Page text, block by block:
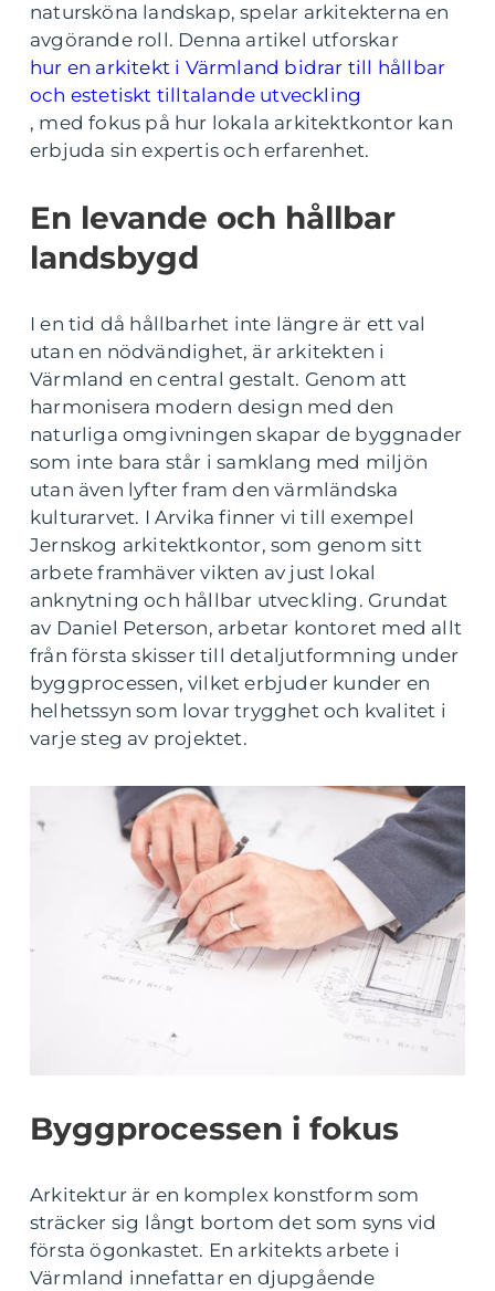
natursköna landskap, spelar arkitekterna en
avgörande roll. Denna artikel utforskar
hur en arkitekt i Värmland bidrar till hållbar
och estetiskt tilltalande utveckling
, med fokus på hur lokala arkitektkontor kan
erbjuda sin expertis och erfarenhet.
En levande och hållbar
landsbygd
I en tid då hållbarhet inte längre är ett val
utan en nödvändighet, är arkitekten i
Värmland en central gestalt. Genom att
harmonisera modern design med den
naturliga omgivningen skapar de byggnader
som inte bara står i samklang med miljön
utan även lyfter fram den värmländska
kulturarvet. I Arvika finner vi till exempel
Jernskog arkitektkontor, som genom sitt
arbete framhäver vikten av just lokal
anknytning och hållbar utveckling. Grundat
av Daniel Peterson, arbetar kontoret med allt
från första skisser till detaljutformning under
byggprocessen, vilket erbjuder kunder en
helhetssyn som lovar trygghet och kvalitet i
varje steg av projektet.
Byggprocessen i fokus
Arkitektur är en komplex konstform som
sträcker sig långt bortom det som syns vid
första ögonkastet. En arkitekts arbete i
Värmland innefattar en djupgående